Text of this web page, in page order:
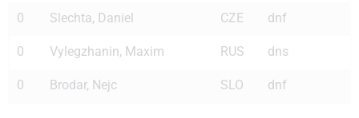
0 Slechta, Daniel CZE dnf
0 Vylegzhanin, Maxim RUS dns
0 Brodar, Nejc SLO dnf